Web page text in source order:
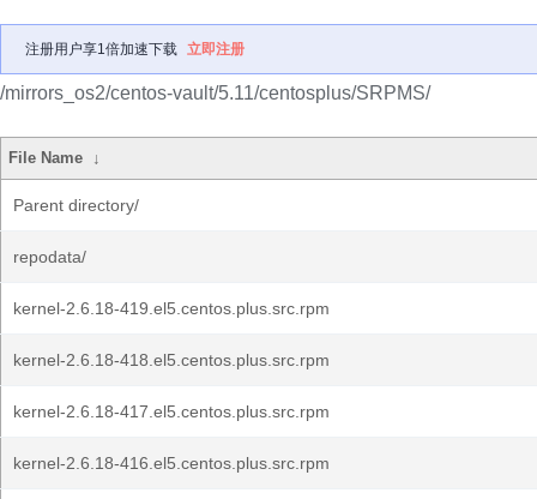
注册用户享1倍加速下载 立即注册
/mirrors_os2/centos-vault/5.11/centosplus/SRPMS/
File Name ↓
Parent directory/
repodata/
kernel-2.6.18-419.el5.centos.plus.src.rpm
kernel-2.6.18-418.el5.centos.plus.src.rpm
kernel-2.6.18-417.el5.centos.plus.src.rpm
kernel-2.6.18-416.el5.centos.plus.src.rpm